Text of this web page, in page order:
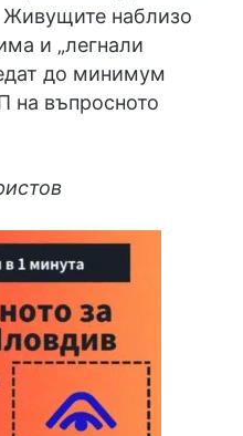
наблизо
и „легнали
до минимум
на въпросното